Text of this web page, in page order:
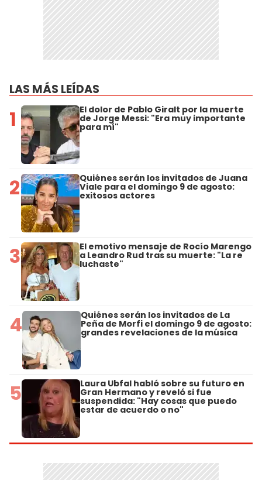
LAS MÁS LEÍDAS
1 El dolor de Pablo Giralt por la muerte
de Jorge Messi: "Era muy importante
para mí"
2 Quiénes serán los invitados de Juana
Viale para el domingo 9 de agosto:
exitosos actores
3 El emotivo mensaje de Rocío Marengo
a Leandro Rud tras su muerte: "La re
luchaste"
4 Quiénes serán los invitados de La
Peña de Morfi el domingo 9 de agosto:
grandes revelaciones de la música
5 Laura Ubfal habló sobre su futuro en
Gran Hermano y reveló si fue
suspendida: "Hay cosas que puedo
estar de acuerdo o no"